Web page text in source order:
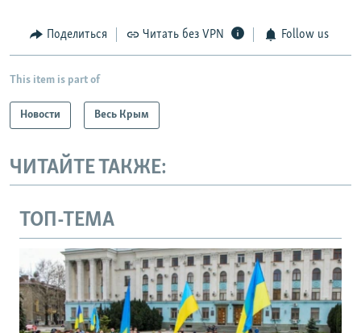
Поделиться Читать без VPN Follow us
This item is part of
Новости Весь Крым
ЧИТАЙТЕ ТАКЖЕ:
ТОП-ТЕМА